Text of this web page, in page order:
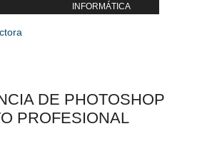
INFORMÁTICA
DE PHOTOSHOP
PROFESIONAL